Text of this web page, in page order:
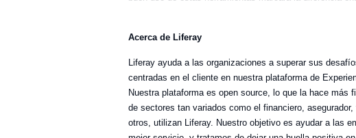
Acerca de Liferay
Liferay ayuda a las organizaciones a superar sus
centradas en el cliente en nuestra plataforma de
Nuestra plataforma es open source, lo que la hace más
de sectores tan variados como el financiero,
otros, utilizan Liferay. Nuestro objetivo es ayudar a las